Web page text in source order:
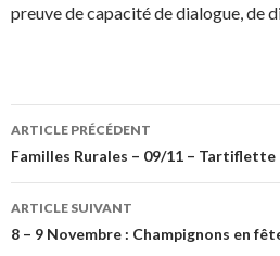
preuve de capacité de dialogue, de
Navigation
des
articles
ARTICLE PRÉCÉDENT
Familles Rurales – 09/11 –
ARTICLE SUIVANT
8 – 9 Novembre : Champignons en